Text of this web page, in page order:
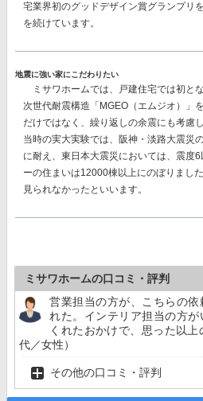
宅業界初のグッドデザイン賞グランプリ
を続けています。
地震に強い家にこだわりたい
ミサワホームでは、戸建住宅では初と
次世代耐震構造「MGEO（エムジオ）」
だけではなく、繰り返しの余震にも考慮
当時の実大実験では、阪神・淡路大震災
に耐え、東日本大震災においては、震度
ーの住まいは12000棟以上にのぼりまし
見られなかったといいます。
ミサワホームの口コミ・評判
営業担当の方が、こちらの
れた。インテリア担当の方
くれたおかけで、思った以
代／女性）
その他の口コミ・評判